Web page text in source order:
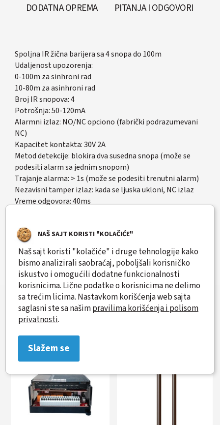
DODATNA OPREMA
PITANJA I ODGOVORI
Spoljna IR žična barijera sa 4 snopa do 100m
Udaljenost upozorenja:
0-100m za sinhroni rad
10-80m za asinhroni rad
Broj IR snopova: 4
Potrošnja: 50-120mA
Alarmni izlaz: NO/NC opciono (fabrički podrazumevani
NC)
Kapacitet kontakta: 30V 2A
Metod detekcije: blokira dva susedna snopa (može se
podesiti alarm sa jednim snopom)
Trajanje alarma: > 1s (može se podesiti trenutni alarm)
Nezavisni tamper izlaz: kada se ljuska ukloni, NC izlaz
Vreme odgovora: 40ms
Ostale dodatne funkcije: LED indikacija, zvučni signal
Materijal: aluminijum, plastika za PC inženjering
Napajanje: DC 9-30V
Radna temperatura: -30-+70°C
NAŠ SAJT KORISTI "KOLAČIĆE"
Naš sajt koristi "kolačiće" i druge tehnologije kako
bismo analizirali saobraćaj, poboljšali korisničko
iskustvo i omogućili dodatne funkcionalnosti
korisnicima. Lične podatke o korisnicima ne delimo
sa trećim licima. Nastavkom korišćenja web sajta
saglasni ste sa našimpravilima korišćenja i polisom
privatnosti.
Slažem se